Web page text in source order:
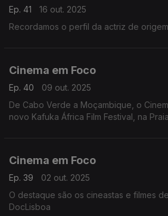
Ep. 41
16 out. 2025
Recordamos o perfil da actriz de
Cinema em Foco
Ep. 40
09 out. 2025
De Cabo Verde a Moçambique, o
novo Kafuka África Film Festival, na
Cinema em Foco
Ep. 39
02 out. 2025
O destaque são os cineastas e filmes
DocLisboa